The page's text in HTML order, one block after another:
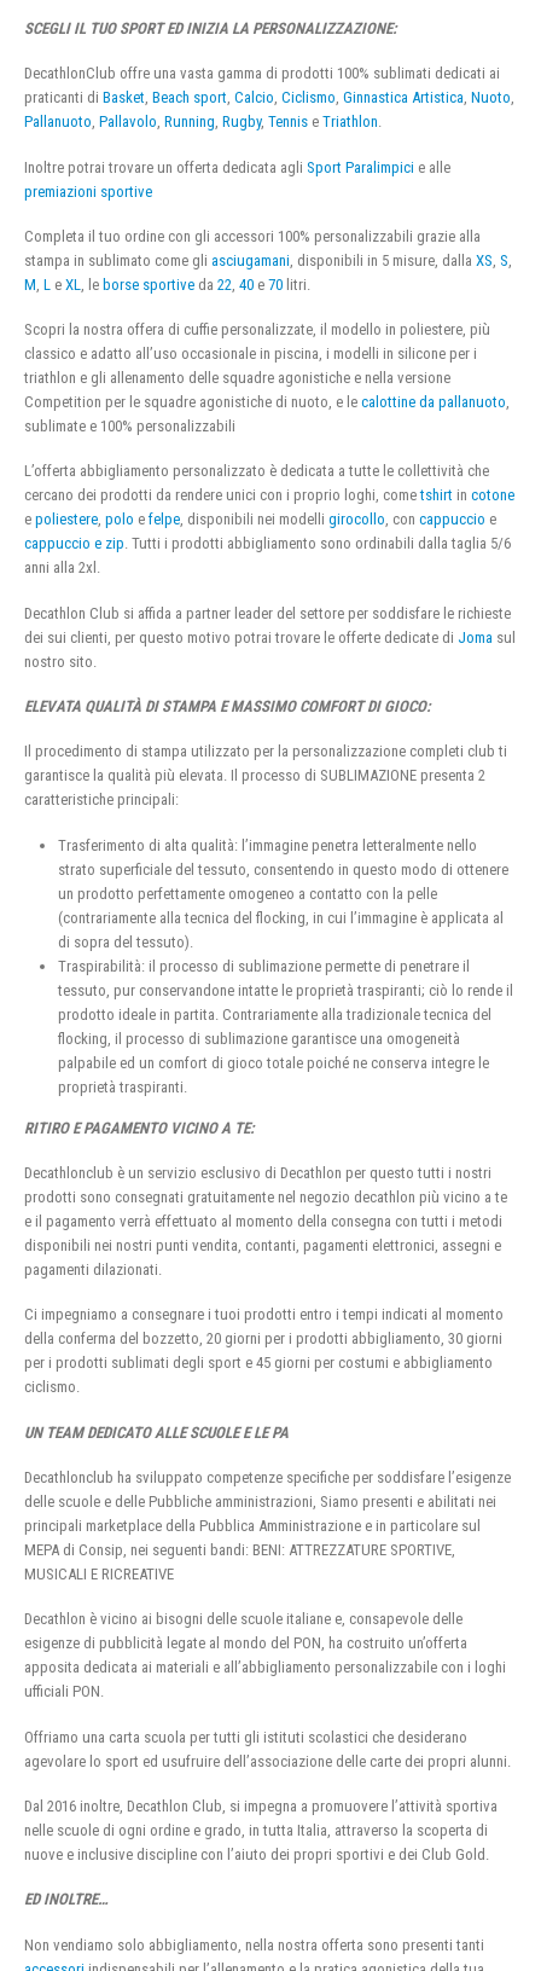
SCEGLI IL TUO SPORT ED INIZIA LA PERSONALIZZAZIONE:
DecathlonClub offre una vasta gamma di prodotti 100% sublimati dedicati ai
praticanti di Basket, Beach sport, Calcio, Ciclismo, Ginnastica Artistica, Nuoto,
Pallanuoto, Pallavolo, Running, Rugby, Tennis e Triathlon.
Inoltre potrai trovare un offerta dedicata agli Sport Paralimpici e alle
premiazioni sportive
Completa il tuo ordine con gli accessori 100% personalizzabili grazie alla
stampa in sublimato come gli asciugamani , disponibili in 5 misure, dalla XS S
M L e XL , le borse sportive da 22 40 e 70 litri.
Scopri la nostra offera di cuffie personalizzate, il modello in poliestere, più
classico e adatto all’uso occasionale in piscina, i modelli in silicone per i
triathlon e gli allenamento delle squadre agonistiche e nella versione
Competition per le squadre agonistiche di nuoto, e le calottine da pallanuoto,
sublimate e 100% personalizzabili
L’offerta abbigliamento personalizzato è dedicata a tutte le collettività che
cercano dei prodotti da rendere unici con i proprio loghi, cometshirt in cotone
e poliestere, polo e felpe, disponibili nei modelli girocollo, con cappuccio e
cappuccio e zip. Tutti i prodotti abbigliamento sono ordinabili dalla taglia 5/6
anni alla 2xl.
Decathlon Club si affida a partner leader del settore per soddisfare le richieste
dei sui clienti, per questo motivo potrai trovare le offerte dedicate di Joma sul
nostro sito.
ELEVATA QUALITÀ DI STAMPA E MASSIMO COMFORT DI GIOCO:
Il procedimento di stampa utilizzato per la personalizzazione completi club ti
garantisce la qualità più elevata. Il processo di SUBLIMAZIONE presenta 2
caratteristiche principali:
Trasferimento di alta qualità: l’immagine penetra letteralmente nello
strato superficiale del tessuto, consentendo in questo modo di ottenere
un prodotto perfettamente omogeneo a contatto con la pelle
(contrariamente alla tecnica del flocking, in cui l’immagine è applicata al
di sopra del tessuto).
Traspirabilità: il processo di sublimazione permette di penetrare il
tessuto, pur conservandone intatte le proprietà traspiranti; ciò lo rende il
prodotto ideale in partita. Contrariamente alla tradizionale tecnica del
flocking, il processo di sublimazione garantisce una omogeneità
palpabile ed un comfort di gioco totale poiché ne conserva integre le
proprietà traspiranti.
RITIRO E PAGAMENTO VICINO A TE:
Decathlonclub è un servizio esclusivo di Decathlon per questo tutti i nostri
prodotti sono consegnati gratuitamente nel negozio decathlon più vicino a te
e il pagamento verrà effettuato al momento della consegna con tutti i metodi
disponibili nei nostri punti vendita, contanti, pagamenti elettronici, assegni e
pagamenti dilazionati.
Ci impegniamo a consegnare i tuoi prodotti entro i tempi indicati al momento
della conferma del bozzetto, 20 giorni per i prodotti abbigliamento, 30 giorni
per i prodotti sublimati degli sport e 45 giorni per costumi e abbigliamento
ciclismo.
UN TEAM DEDICATO ALLE SCUOLE E LE PA
Decathlonclub ha sviluppato competenze specifiche per soddisfare l’esigenze
delle scuole e delle Pubbliche amministrazioni, Siamo presenti e abilitati nei
principali marketplace della Pubblica Amministrazione e in particolare sul
MEPA di Consip, nei seguenti bandi: BENI: ATTREZZATURE SPORTIVE,
MUSICALI E RICREATIVE
Decathlon è vicino ai bisogni delle scuole italiane e, consapevole delle
esigenze di pubblicità legate al mondo del PON, ha costruito un’offerta
apposita dedicata ai materiali e all’abbigliamento personalizzabile con i loghi
ufficiali PON.
Offriamo una carta scuola per tutti gli istituti scolastici che desiderano
agevolare lo sport ed usufruire dell’associazione delle carte dei propri alunni.
Dal 2016 inoltre, Decathlon Club, si impegna a promuovere l’attività sportiva
nelle scuole di ogni ordine e grado, in tutta Italia, attraverso la scoperta di
nuove e inclusive discipline con l’aiuto dei propri sportivi e dei Club Gold.
ED INOLTRE…
Non vendiamo solo abbigliamento, nella nostra offerta sono presenti tanti